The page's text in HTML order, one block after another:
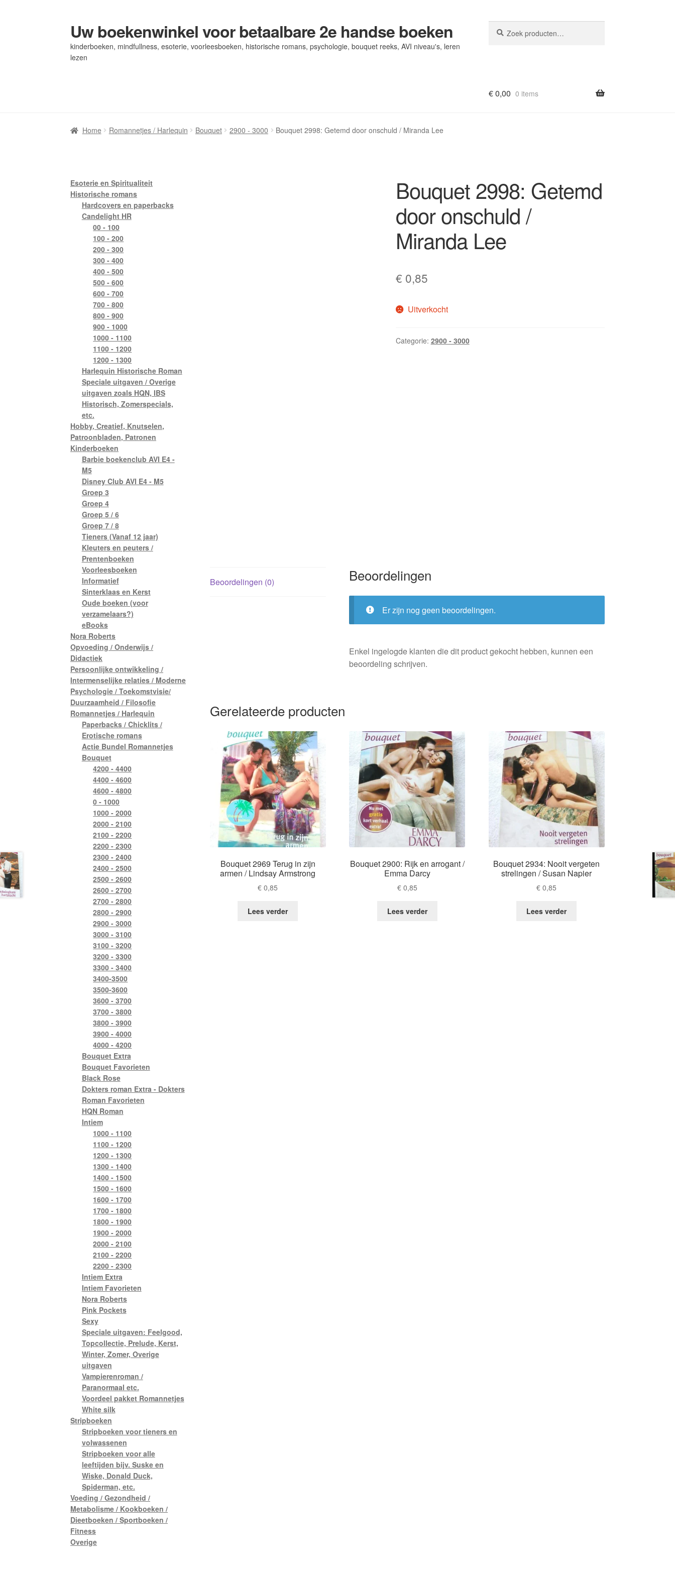
Ga
door
naar
Ga
naar
de
Uw boekenwinkel voor betaalbare 2e handse boeken
kinderboeken, mindfullness, esoterie, voorleesboeken, historische romans, psychologie, bouquet reeks, AVI niveau's, leren
lezen
naar:
€0,00 0 items
Home Romannetjes / Harlequin Bouquet 2900 - 3000 Bouquet 2998: Getemd door onschuld / Miranda Lee
Bouquet 2998: Getemd
door onschuld /
Miranda Lee
€ 0,85
Uitverkocht
Categorie: 2900 - 3000
Beoordelingen (0) Beoordelingen
Er zijn nog geen beoordelingen.
Enkel ingelogde klanten die dit product gekocht hebben, kunnen een
beoordeling schrijven.
Gerelateerde producten
Bouquet 2969 Terug in zijn
armen / Lindsay Armstrong
€ 0,85
Lees verder
Bouquet 2900: Rijk en arrogant /
Emma Darcy
€0,85
Lees verder
Bouquet 2934: Nooit vergeten
strelingen / Susan Napier
€ 0,85
Lees verder
Esoterie en Spiritualiteit
Historische romans
Hardcovers en paperbacks
Candelight HR
00 - 100
100 - 200
200 - 300
300 - 400
400 - 500
500 - 600
600 - 700
700 - 800
800 - 900
900 - 1000
1000 - 1100
1100 - 1200
1200 - 1300
Harlequin Historische Roman
Speciale uitgaven / Overige
uitgaven zoals HQN, IBS
Historisch, Zomerspecials,
etc.
Hobby, Creatief, Knutselen,
Patroonbladen, Patronen
Kinderboeken
Barbie boekenclub AVI E4 -
M5
Disney Club AVI E4 - M5
Groep 3
Groep 4
Groep 5 / 6
Groep 7 / 8
Tieners (Vanaf 12 jaar)
Kleuters en peuters /
Prentenboeken
Voorleesboeken
Informatief
Sinterklaas en Kerst
Oude boeken (voor
verzamelaars?)
eBooks
Nora Roberts
Opvoeding / Onderwijs /
Didactiek
Persoonlijke ontwikkeling /
Intermenselijke relaties / Moderne
Psychologie / Toekomstvisie/
Duurzaamheid / Filosofie
Romannetjes / Harlequin
Paperbacks / Chicklits /
Erotische romans
Actie Bundel Romannetjes
Bouquet
4200 - 4400
4400 - 4600
4600 - 4800
0 - 1000
1000 - 2000
2000 - 2100
2100 - 2200
2200 - 2300
2300 - 2400
2400 - 2500
2500 - 2600
2600 - 2700
2700 - 2800
2800 - 2900
2900 - 3000
3000 - 3100
3100 - 3200
3200 - 3300
3300 - 3400
3400-3500
3500-3600
3600 - 3700
3700 - 3800
3800 - 3900
3900 - 4000
4000 - 4200
Bouquet Extra
Bouquet Favorieten
Black Rose
Dokters roman Extra - Dokters
Roman Favorieten
HQN Roman
Intiem
1000 - 1100
1100 - 1200
1200 - 1300
1300 - 1400
1400 - 1500
1500 - 1600
1600 - 1700
1700 - 1800
1800 - 1900
1900 - 2000
2000 - 2100
2100 - 2200
2200 - 2300
Intiem Extra
Intiem Favorieten
Nora Roberts
Pink Pockets
Sexy
Speciale uitgaven: Feelgood,
Topcollectie, Prelude, Kerst,
Winter, Zomer, Overige
uitgaven
Vampierenroman /
Paranormaal etc.
Voordeel pakket Romannetjes
White silk
Stripboeken
Stripboeken voor tieners en
volwassenen
Stripboeken voor alle
leeftijden bijv. Suske en
Wiske, Donald Duck,
Spiderman, etc.
Voeding / Gezondheid /
Metabolisme / Kookboeken /
Dieetboeken / Sportboeken /
Fitness
Overige